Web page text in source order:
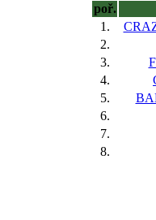
poř.
1.
2.
3.
4.
5.
6.
7.
8.